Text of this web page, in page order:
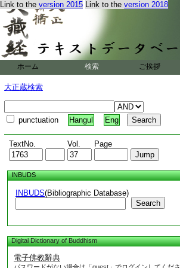
Link to the version 2015 Link to the version 2018
ホーム 検索 ご挨拶
大正蔵検索
punctuation Hangul Eng
TextNo. Vol. Page
INBUDS
INBUDS(Bibliographic Database)
Search
Digital Dictionary of Buddhism
電子佛教辭典